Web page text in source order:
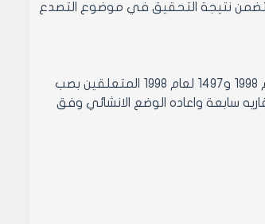
رقم 10/4461/8/4ب تاريخ 12/11/2000 المعتمد للتقرير رقم 1/م.ع. ج تاريخ 29/1/2000 المتضمن نتيجة التحقيق في موضوع التصدع
مادة 1- الموافقة على الغاء تسويه المخالفات التي تمت بموجب التقريرين الفنيين رقم 1495 لعام 1998 و1497 لعام 1998 المتعلقين بصب
العقار المتوهن والموصوف بالمحضر رقم 4009 منطقه عقاريه سابعة واعاده الوضع الانشائي وفق